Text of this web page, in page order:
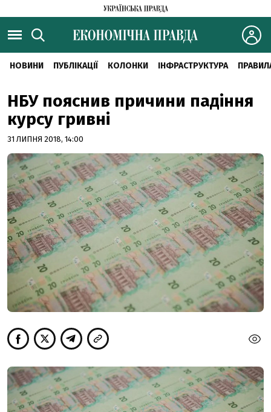
НОВИНИ ПУБЛІКАЦІЇ КОЛОНКИ ІНФРАСТРУКТУРА
НБУ пояснив причини падіння
курсу гривні
31 ЛИПНЯ 2018, 14:00